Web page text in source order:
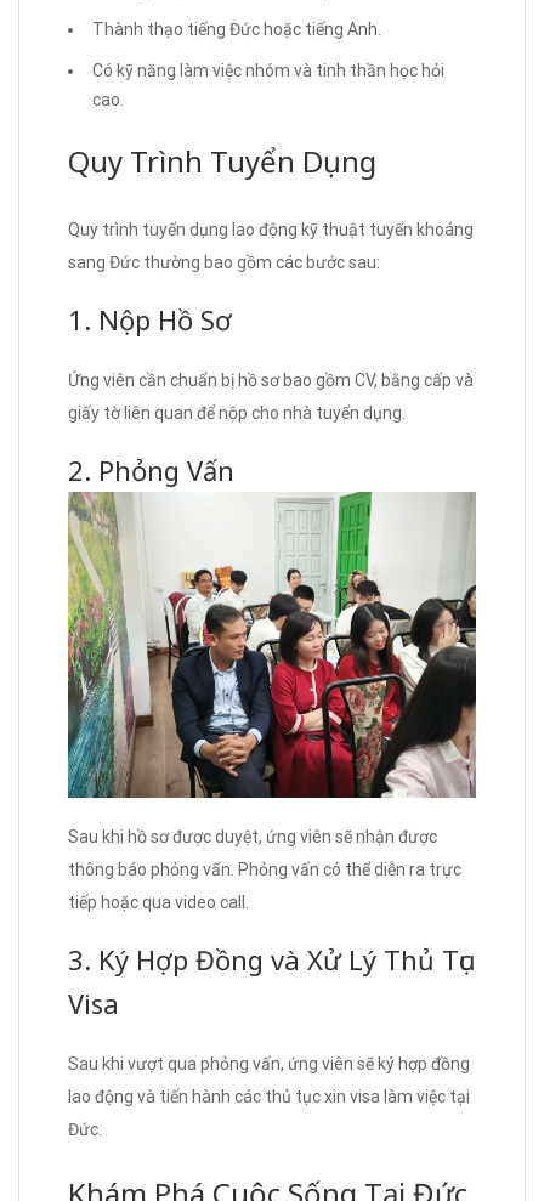
Thành thạo tiếng Đức hoặc tiếng Anh.
Có kỹ năng làm việc nhóm và tinh thần học hỏi
cao.
Quy Trình Tuyển Dụng
Quy trình tuyển dụng lao động kỹ thuật tuyển khoáng
sang Đức thường bao gồm các bước sau:
1. Nộp Hồ Sơ
Ứng viên cần chuẩn bị hồ sơ bao gồm CV, bằng cấp và
giấy tờ liên quan để nộp cho nhà tuyển dụng.
2. Phỏng Vấn
Sau khi hồ sơ được duyệt, ứng viên sẽ nhận được
thông báo phỏng vấn. Phỏng vấn có thể diễn ra trực
tiếp hoặc qua video call.
3. Ký Hợp Đồng và Xử Lý Thủ Tục
Visa
Sau khi vượt qua phỏng vấn, ứng viên sẽ ký hợp đồng
lao động và tiến hành các thủ tục xin visa làm việc tại
Đức.